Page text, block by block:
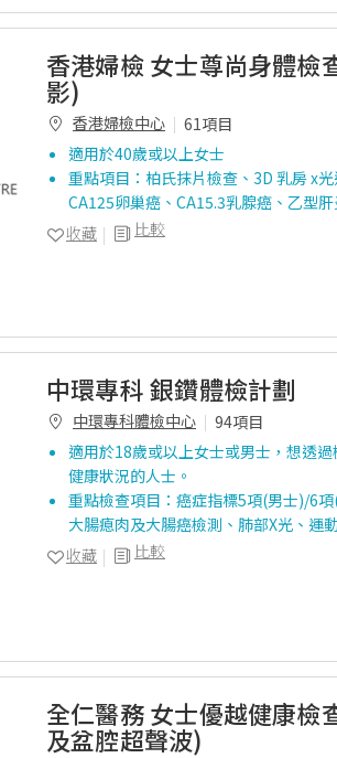
香港婦檢 女士尊尚身體檢
影)
香港婦檢中心
61項目
適用於40歲或以上女士
重點項目：柏氏抹片檢查、3D 乳房 x光
CA125卵巢癌、CA15.3乳腺癌、乙型
比較
收藏
中環專科 銀鑽體檢計劃
中環專科體檢中心
94項目
適用於18歲或以上女士或男士，想透
健康狀況的人士。
重點檢查項目：癌症指標5項(男士)/6
大腸瘜肉及大腸癌檢測、肺部X光、運
比較
收藏
全仁醫務 女士優越健康檢
及盆腔超聲波)